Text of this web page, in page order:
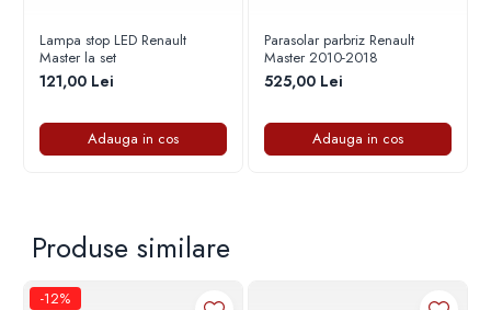
Capace r16 Volvo
Capace r16 VW
Capace roti marimea 12'
Lampa stop LED Renault
Master la set
121,00 Lei
Adauga in cos
Parasolar parbriz Renault
Master 2010-2018
525,00 Lei
Adauga in cos
Produse similare
-12%